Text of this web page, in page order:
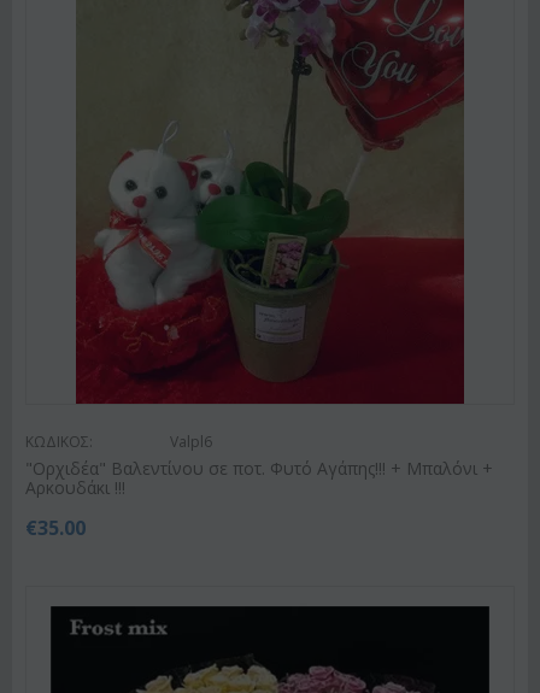
ΚΩΔΙΚΟΣ: Valpl6
"Ορχιδέα" Βαλεντίνου σε ποτ. Φυτό Αγάπης!!! + Μπαλόνι +
Αρκουδάκι !!!
€35.00